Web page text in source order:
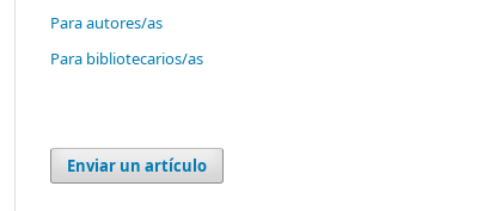
Para autores/as
Para bibliotecarios/as
Enviar un artículo